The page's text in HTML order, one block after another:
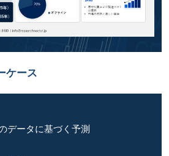
ケース
データに基づく予測